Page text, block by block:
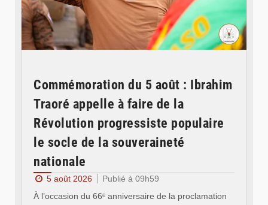
Commémoration du 5 août : Ibrahim
Traoré appelle à faire de la
Révolution progressiste populaire
le socle de la souveraineté
nationale
5 août 2026
Publié à 09h59
À l’occasion du 66ᵉ anniversaire de la proclamation